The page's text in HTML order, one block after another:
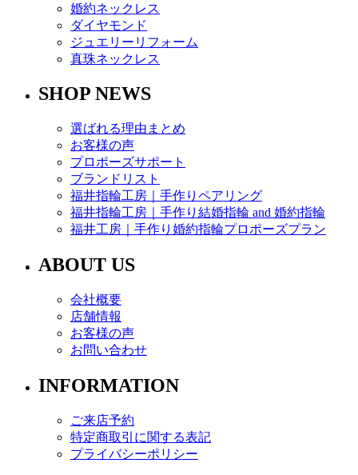
婚約ネックレス
ダイヤモンド
ジュエリーリフォーム
真珠ネックレス
SHOP NEWS
選ばれる理由まとめ
お客様の声
プロポーズサポート
ブランドリスト
福井指輪工房｜手作りペアリング
福井指輪工房｜手作り結婚指輪 and 婚約指輪
福井工房｜手作り婚約指輪プロポーズプラン
ABOUT US
会社概要
店舗情報
お客様の声
お問い合わせ
INFORMATION
ご来店予約
特定商取引に関する表記
プライバシーポリシー